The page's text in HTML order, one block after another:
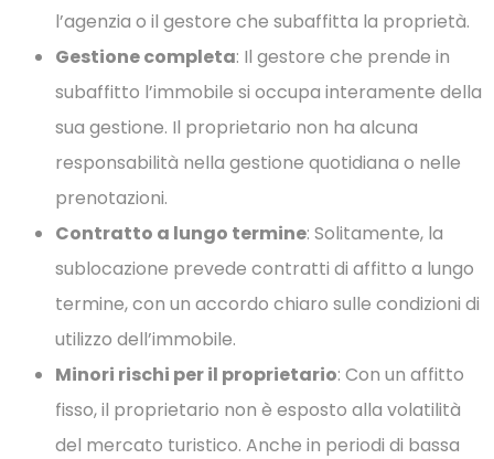
l’agenzia o il gestore che subaffitta la proprietà.
Gestione completa: Il gestore che prende in
subaffitto l’immobile si occupa interamente della
sua gestione. Il proprietario non ha alcuna
responsabilità nella gestione quotidiana o nelle
prenotazioni.
Contratto a lungo termine: Solitamente, la
sublocazione prevede contratti di affitto a lungo
termine, con un accordo chiaro sulle condizioni di
utilizzo dell’immobile.
Minori rischi per il proprietario: Con un affitto
fisso, il proprietario non è esposto alla volatilità
del mercato turistico. Anche in periodi di bassa